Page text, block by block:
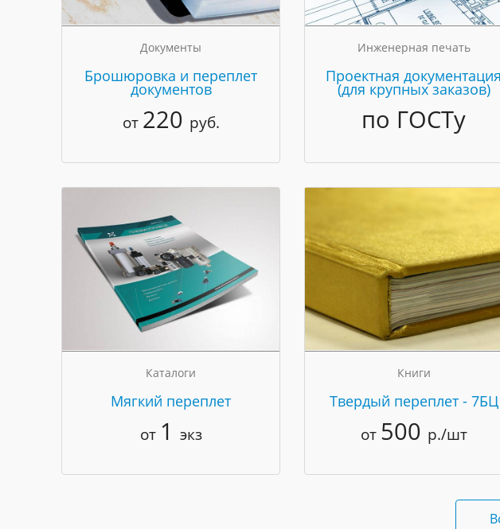
Документы
Брошюровка и переплет
документов
от 220 руб.
Инженерная печать
Проектная документация
(для крупных заказов)
по ГОСТу
Каталоги
Мягкий переплет
от 1 экз
Книги
Твердый переплет - 7БЦ
от 500 р./шт